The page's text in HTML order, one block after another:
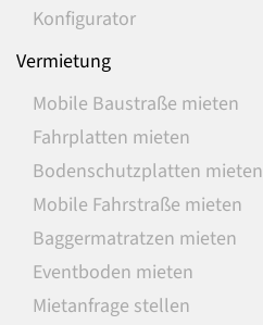
Konfigurator
Vermietung
Mobile Baustraße mieten
Fahrplatten mieten
Bodenschutzplatten mieten
Mobile Fahrstraße mieten
Baggermatratzen mieten
Eventboden mieten
Mietanfrage stellen